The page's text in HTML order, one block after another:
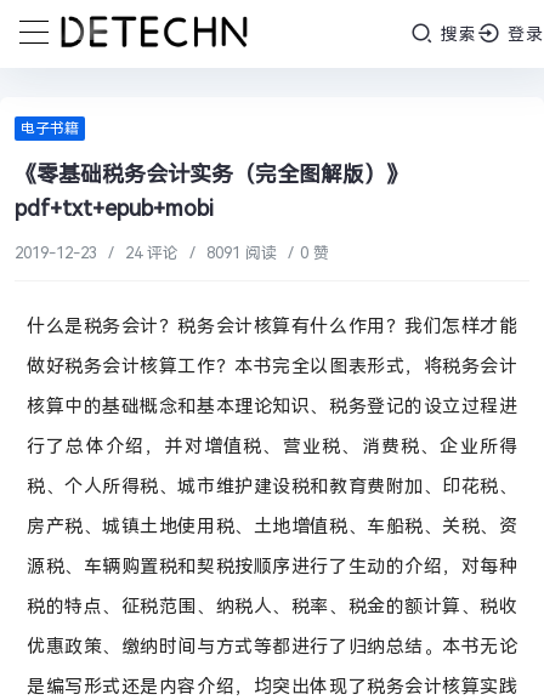
搜索 登录
电子书籍
《零基础税务会计实务（完全图解版）》
pdf+txt+epub+mobi
2019-12-23 / 24 评论 / 8091 阅读 / 0 赞
什么是税务会计？税务会计核算有什么作用？我们怎样才能
做好税务会计核算工作？本书完全以图表形式，将税务会计
核算中的基础概念和基本理论知识、税务登记的设立过程进
行了总体介绍，并对增值税、营业税、消费税、企业所得
税、个人所得税、城市维护建设税和教育费附加、印花税、
房产税、城镇土地使用税、土地增值税、车船税、关税、资
源税、车辆购置税和契税按顺序进行了生动的介绍，对每种
税的特点、征税范围、纳税人、税率、税金的额计算、税收
优惠政策、缴纳时间与方式等都进行了归纳总结。本书无论
是编写形式还是内容介绍，均突出体现了税务会计核算实践